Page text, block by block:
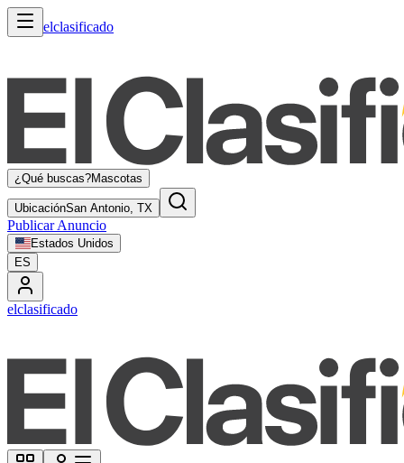
elclasificado
¿Qué buscas?Mascotas
UbicaciónSan Antonio, TX
Publicar Anuncio
Estados Unidos
ES
elclasificado